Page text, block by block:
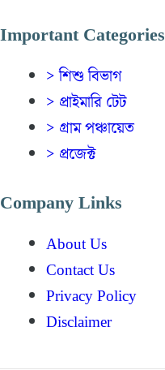
Important Categories
> শিশু বিভাগ
> প্রাইমারি টেট
> গ্রাম পঞ্চায়েত
> প্রজেক্ট
Company Links
About Us
Contact Us
Privacy Policy
Disclaimer